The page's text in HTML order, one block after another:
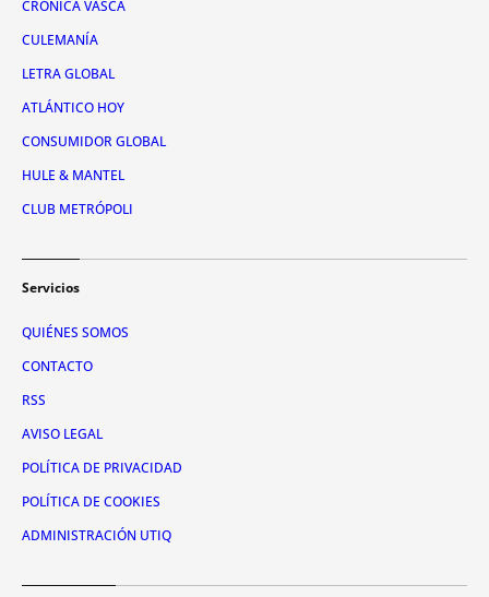
CRÓNICA VASCA
CULEMANÍA
LETRA GLOBAL
ATLÁNTICO HOY
CONSUMIDOR GLOBAL
HULE & MANTEL
CLUB METRÓPOLI
Servicios
QUIÉNES SOMOS
CONTACTO
RSS
AVISO LEGAL
POLÍTICA DE PRIVACIDAD
POLÍTICA DE COOKIES
ADMINISTRACIÓN UTIQ